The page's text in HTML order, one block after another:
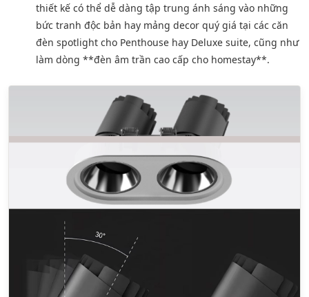
thiết kế có thể dễ dàng tập trung ánh sáng vào những
bức tranh độc bản hay mảng decor quý giá tại các căn
đèn spotlight cho Penthouse hay Deluxe suite, cũng như
làm dòng **đèn âm trần cao cấp cho homestay**.